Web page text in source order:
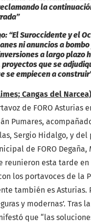
la
“El Suroccidente y el
ni anuncios a
a largo plazo
que se
se empiecen a
Cangas del
de FORO Asturias
Pumares,
Sergio Hidalgo, y
de FORO Degaña,
reunieron esta tarde en
los portavoces de la
también es Asturias.
y modernas’. Tras
que “las